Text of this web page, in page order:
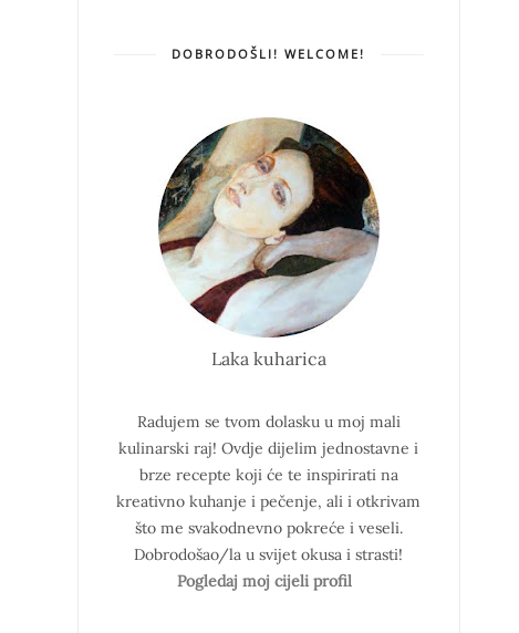
DOBRODOŠLI! WELCOME!
Laka kuharica
Radujem se tvom dolasku u moj mali
kulinarski raj! Ovdje dijelim jednostavne i
brze recepte koji će te inspirirati na
kreativno kuhanje i pečenje, ali i otkrivam
što me svakodnevno pokreće i veseli.
Dobrodošao/la u svijet okusa i strasti!
Pogledaj moj cijeli profil